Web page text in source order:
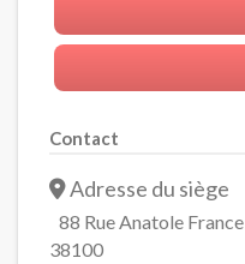
Contact
Adresse du siège
88 Rue Anatole France
38100